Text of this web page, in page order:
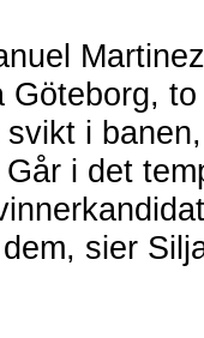
Göteborg,
i
i det
sier